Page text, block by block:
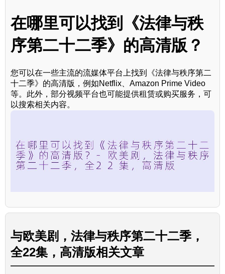
在哪里可以找到《法律与秩
序第二十二季》的高清版？
您可以在一些主流的流媒体平台上找到《法律与秩序第二
十二季》的高清版，例如Netflix、Amazon Prime Video
等。此外，部分视频平台也可能提供租赁或购买服务，可
以搜索相关内容。
与欧美剧，法律与秩序第二十二季，
全22集，高清版相关文章